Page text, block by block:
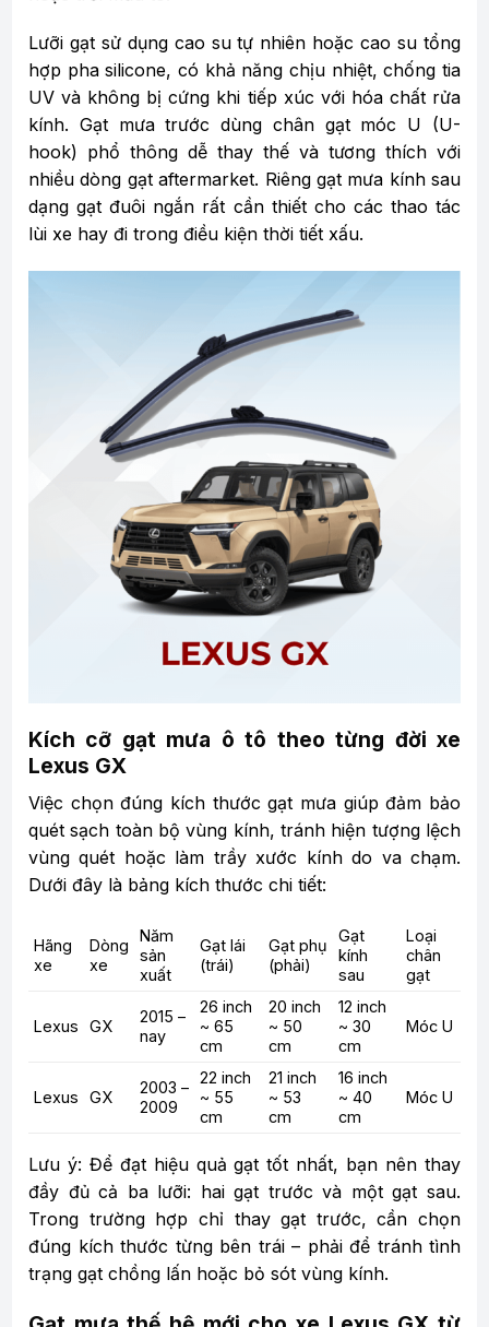
Lưỡi gạt sử dụng cao su tự nhiên hoặc cao su tổng
hợp pha silicone, có khả năng chịu nhiệt, chống tia
UV và không bị cứng khi tiếp xúc với hóa chất rửa
kính. Gạt mưa trước dùng chân gạt móc U (U-
hook) phổ thông dễ thay thế và tương thích với
nhiều dòng gạt aftermarket. Riêng gạt mưa kính sau
dạng gạt đuôi ngắn rất cần thiết cho các thao tác
lùi xe hay đi trong điều kiện thời tiết xấu.
Kích cỡ gạt mưa ô tô theo từng đời xe
Lexus GX
Việc chọn đúng kích thước gạt mưa giúp đảm bảo
quét sạch toàn bộ vùng kính, tránh hiện tượng lệch
vùng quét hoặc làm trầy xước kính do va chạm.
Dưới đây là bảng kích thước chi tiết:
Hãng
xe
Dòng
xe
Năm
sản
xuất
Gạt lái
(trái)
Gạt phụ
(phải)
Gạt
kính
sau
Loại
chân
gạt
Lexus GX
2015 –
nay
26 inch
~ 65
cm
20 inch
~ 50
cm
12 inch
~ 30
cm
Móc U
Lexus GX
2003 –
2009
22 inch
~ 55
cm
21 inch
~ 53
cm
16 inch
~ 40
cm
Móc U
Lưu ý: Để đạt hiệu quả gạt tốt nhất, bạn nên thay
đầy đủ cả ba lưỡi: hai gạt trước và một gạt sau.
Trong trường hợp chỉ thay gạt trước, cần chọn
đúng kích thước từng bên trái – phải để tránh tình
trạng gạt chồng lấn hoặc bỏ sót vùng kính.